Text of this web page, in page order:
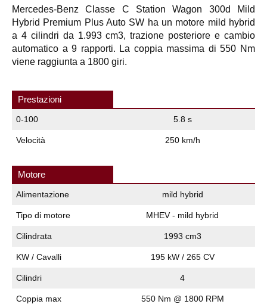
Mercedes-Benz Classe C Station Wagon 300d Mild
Hybrid Premium Plus Auto SW ha un motore mild hybrid
a 4 cilindri da 1.993 cm3, trazione posteriore e cambio
automatico a 9 rapporti. La coppia massima di 550 Nm
viene raggiunta a 1800 giri.
Prestazioni
0-100 5.8 s
Velocità 250 km/h
Motore
Alimentazione mild hybrid
Tipo di motore MHEV - mild hybrid
Cilindrata 1993 cm3
KW / Cavalli 195 kW / 265 CV
Cilindri 4
Coppia max 550 Nm @ 1800 RPM